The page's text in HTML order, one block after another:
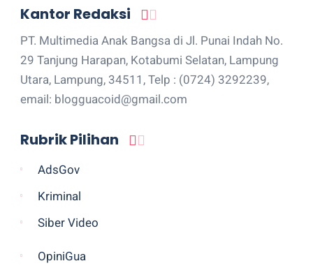
Kantor Redaksi
PT. Multimedia Anak Bangsa di Jl. Punai Indah No.
29 Tanjung Harapan, Kotabumi Selatan, Lampung
Utara, Lampung, 34511, Telp : (0724) 3292239,
email: blogguacoid@gmail.com
Rubrik Pilihan
AdsGov
Kriminal
Siber Video
OpiniGua